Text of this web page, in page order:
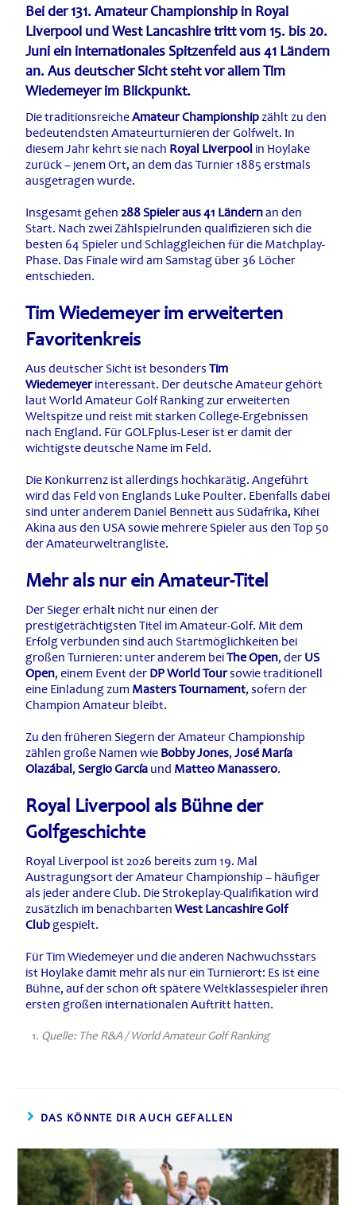
Bei der 131. Amateur Championship in Royal
Liverpool und West Lancashire tritt vom 15. bis 20.
Juni ein internationales Spitzenfeld aus 41 Ländern
an. Aus deutscher Sicht steht vor allem Tim
Wiedemeyer im Blickpunkt.
Die traditionsreicheAmateur Championshipzählt zu den
bedeutendsten Amateurturnieren der Golfwelt. In
diesem Jahr kehrt sie nach Royal Liverpool in Hoylake
zurück – jenem Ort, an dem das Turnier 1885 erstmals
ausgetragen wurde.
Insgesamt gehen288 Spieler aus 41 Ländernan den
Start. Nach zwei Zählspielrunden qualifizieren sich die
besten 64 Spieler und Schlaggleichen für die Matchplay-
Phase. Das Finale wird am Samstag über 36 Löcher
entschieden.
Tim Wiedemeyer im erweiterten
Favoritenkreis
Aus deutscher Sicht ist besondersTim
Wiedemeyerinteressant. Der deutsche Amateur gehört
laut World Amateur Golf Ranking zur erweiterten
Weltspitze und reist mit starken College-Ergebnissen
nach England. Für GOLFplus-Leser ist er damit der
wichtigste deutsche Name im Feld.
Die Konkurrenz ist allerdings hochkarätig. Angeführt
wird das Feld von Englands Luke Poulter. Ebenfalls dabei
sind unter anderem Daniel Bennett aus Südafrika, Kihei
Akina aus den USA sowie mehrere Spieler aus den Top 50
der Amateurweltrangliste.
Mehr als nur ein Amateur-Titel
Der Sieger erhält nicht nur einen der
prestigeträchtigsten Titel im Amateur-Golf. Mit dem
Erfolg verbunden sind auch Startmöglichkeiten bei
großen Turnieren: unter anderem beiThe Open, der US
Open, einem Event der DP World Toursowie traditionell
eine Einladung zum Masters Tournament, sofern der
Champion Amateur bleibt.
Zu den früheren Siegern der Amateur Championship
zählen große Namen wie Bobby Jones,José María
Olazábal,Sergio García und Matteo Manassero.
Royal Liverpool als Bühne der
Golfgeschichte
Royal Liverpool ist 2026 bereits zum 19. Mal
Austragungsort der Amateur Championship – häufiger
als jeder andere Club. Die Strokeplay-Qualifikation wird
zusätzlich im benachbartenWest Lancashire Golf
Club gespielt.
Für Tim Wiedemeyer und die anderen Nachwuchsstars
ist Hoylake damit mehr als nur ein Turnierort: Es ist eine
Bühne, auf der schon oft spätere Weltklassespieler ihren
ersten großen internationalen Auftritt hatten.
Quelle: The R&A / World Amateur Golf Ranking
DAS KÖNNTE DIR AUCH GEFALLEN